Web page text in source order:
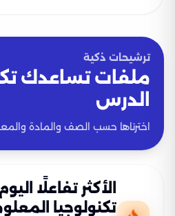
ترشيحات ذكية
ملفات تساعدك
الدرس
اخترناها حسب الصف والمادة
الأكثر تفاعلًا
تكنولوجيا